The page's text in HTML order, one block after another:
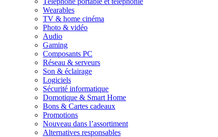
Wearables
TV & home cinéma
Photo & vidéo
Audio
Gaming
Composants PC
Réseau & serveurs
Son & éclairage
Logiciels
Sécurité informatique
Domotique & Smart Home
Bons & Cartes cadeaux
Promotions
Nouveau dans l’assortiment
Alternatives responsables